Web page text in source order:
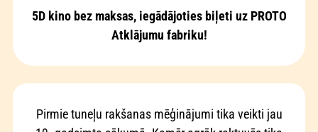
5D kino bez maksas, iegādājoties biļeti uz PROTO
Atklājumu fabriku!
Pirmie tuneļu rakšanas mēģinājumi tika veikti jau